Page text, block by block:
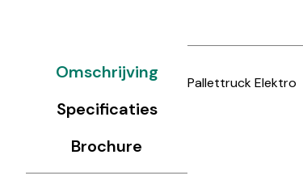
Omschrijving
Specificaties
Brochure
Pallettruck Elektro